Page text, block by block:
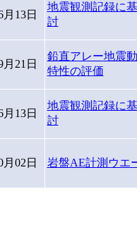
月13日
地震観測記録に
討
月21日
鉛直アレー地震
特性の評価
月13日
地震観測記録に
討
月02日 岩盤AE計測ウエ